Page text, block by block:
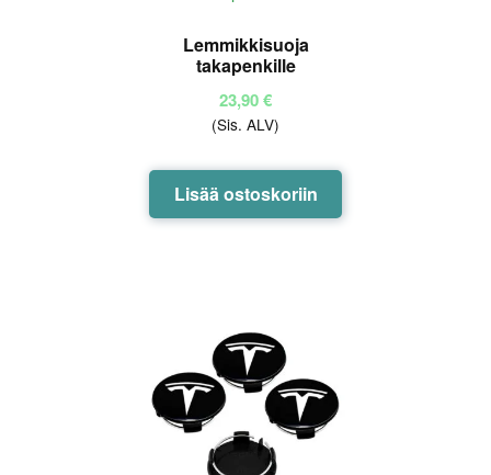
Lemmikkisuoja
takapenkille
23,90€
(Sis. ALV)
Lisää ostoskoriin